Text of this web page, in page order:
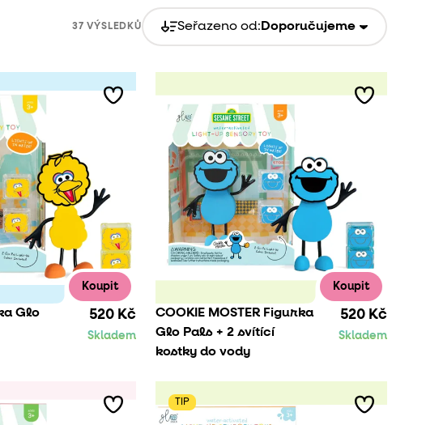
37 VÝSLEDKŮ Seřazeno od: Doporučujeme
Koupit
Glo
520 Kč
Skladem
Koupit
COOKIE MOSTER Figurka
Glo Pals + 2 svítící
kostky do vody
520 Kč
Skladem
TIP